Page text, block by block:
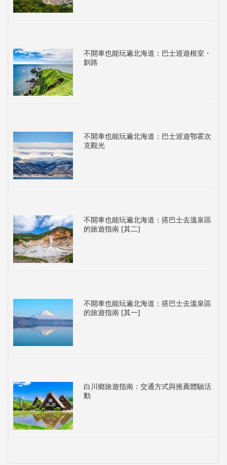
不開車也能玩遍北海道：巴士巡遊根室・
釧路
不開車也能玩遍北海道：巴士巡遊鄂霍次
克觀光
不開車也能玩遍北海道：搭巴士去溫泉區
的旅遊指南 [其二]
不開車也能玩遍北海道：搭巴士去溫泉區
的旅遊指南 [其一]
白川鄉旅遊指南：交通方式與推薦體驗活
動